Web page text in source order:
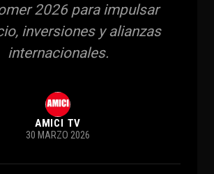
2026 para impulsar
inversiones y alianzas
internacionales.
AMICI TV
30 MARZO 2026